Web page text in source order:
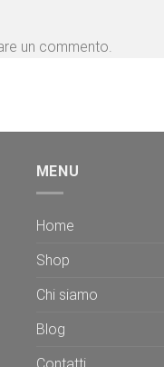
un commento.
MENU
Home
Shop
Chi siamo
Blog